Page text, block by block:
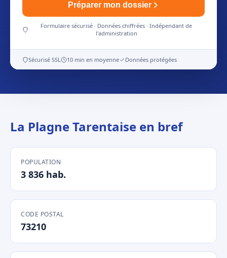
Préparer mon dossier
Formulaire sécurisé · Données chiffrées · Indépendant de
l'administration
Sécurisé SSL 10 min en moyenne Données protégées
La Plagne Tarentaise en bref
POPULATION
3 836 hab.
CODE POSTAL
73210